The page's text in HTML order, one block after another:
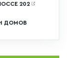
202
ДОМОВ